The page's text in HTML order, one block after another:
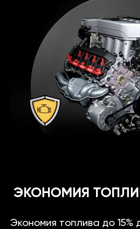
ЭКОНОМИЯ
Экономия топлива до 15%